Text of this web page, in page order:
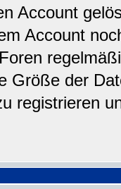
Account
Account
Größe der
registrieren